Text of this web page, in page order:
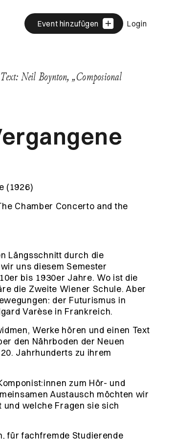
Event hinzufügen Login
Neil Boynton, „Composional
(1926)
Chamber Concerto and the
Längsschnitt durch die
uns diesem Semester
bis 1930er Jahre. Wo ist die
die Zweite Wiener Schule. Aber
der Futurismus in
Varèse in Frankreich.
Werke hören und einen Text
den Nährboden der Neuen
Jahrhunderts zu ihrem
zum Hör- und
Austausch möchten wir
welche Fragen sie sich
für fachfremde Studierende